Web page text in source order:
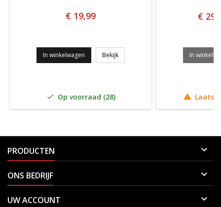
€ 19,99
In winkelwagen BekijkFALKE TE4 DAMES TENNISSOKKEN WIT
 Op voorraad (28)
€
In

PRODUCTEN 
ONS BEDRIJF 
UW ACCOUNT 